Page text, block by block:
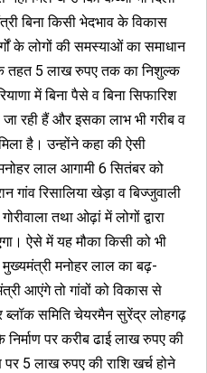
बिना किसी भेदभाव के विकास
के लोगों की समस्याओं का समाधान
तहत 5 लाख रुपए तक का निशुल्क
में बिना पैसे व बिना सिफारिश
रही हैं और इसका लाभ भी गरीब व
है। उन्होंने कहा की ऐसी
लाल आगामी 6 सितंबर को
गांव रिसालिया खेड़ा व बिज्जुवाली
तथा ओढ़ां में लोगों द्वारा
ऐसे में यह मौका किसी को भी
मनोहर लाल का बढ़-
आएंगे तो गांवों को विकास से
समिति चेयरमैन सुरेंद्र लोहगढ़
निर्माण पर करीब ढाई लाख रुपए की
पर 5 लाख रुपए की राशि खर्च होने